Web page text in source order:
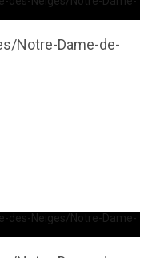
Notre-Dame-de-